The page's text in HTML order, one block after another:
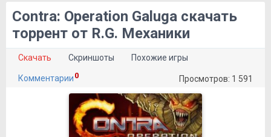
Contra: Operation Galuga скачать
торрент от R.G. Механики
Скачать Скриншоты Похожие игры
Комментарии 0 Просмотров: 1 591